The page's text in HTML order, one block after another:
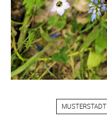
MUSTERSTADT